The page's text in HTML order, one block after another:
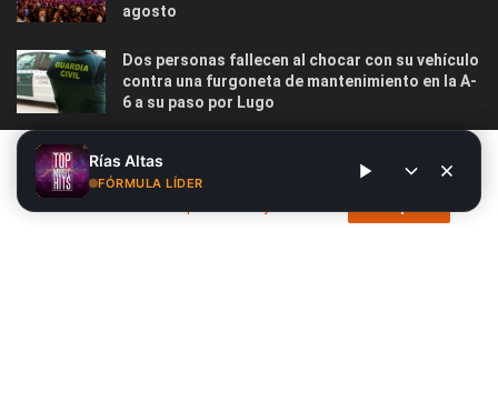
agosto
Dos personas fallecen al chocar con su vehículo
contra una furgoneta de mantenimiento en la A-
6 a su paso por Lugo
Las 12 playas gallegas con Bandera Azul menos
masificadas para disfrutar este verano
Rías Altas
FÓRMULA LÍDER
Este sitio web utiliza cookies. Al continuar utilizando este sitio
web, usted da su consentimiento para el uso de cookies. Visite